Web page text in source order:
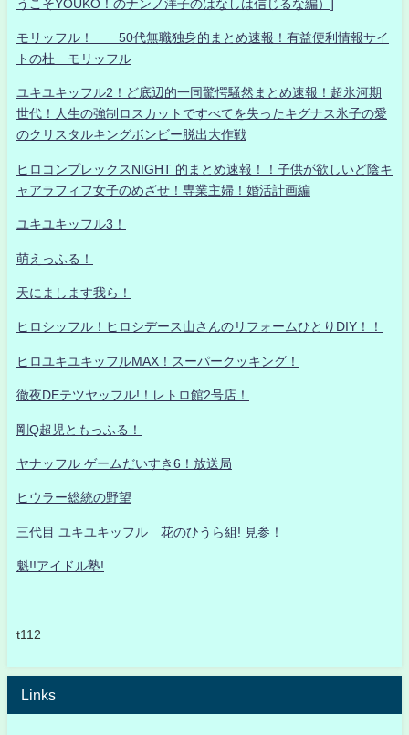
うこそYOUKO！のナンノ洋子のはなしは信じるな編）]
モリッフル！ 50代無職独身的まとめ速報！有益便利情報サイ
トの杜 モリッフル
ユキユキッフル2！ど底辺的一同驚愕騒然まとめ速報！超氷河期
世代！人生の強制ロスカットですべてを失ったキグナス氷子の愛
のクリスタルキングボンビー脱出大作戦
ヒロコンプレックスNIGHT 的まとめ速報！！子供が欲しいど陰キ
ャアラフィフ女子のめざせ！専業主婦！婚活計画編
ユキユキッフル3！
萌えっふる！
天にまします我ら！
ヒロシッフル！ヒロシデース山さんのリフォームひとりDIY！！
ヒロユキユキッフルMAX！スーパークッキング！
徹夜DEテツヤッフル!！レトロ館2号店！
剛Q超児ともっふる！
ヤナッフル ゲームだいすき6！放送局
ヒウラー総統の野望
三代目 ユキユキッフル 花のひうら組! 見参！
魁!!アイドル塾!
t112
Links